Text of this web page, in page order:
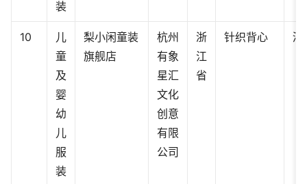
装
10
儿
童
及
婴
幼
儿
服
装
梨小闲童装
旗舰店
杭州
有象
星汇
文化
创意
有限
公司
浙
江
省
针织背心 酒